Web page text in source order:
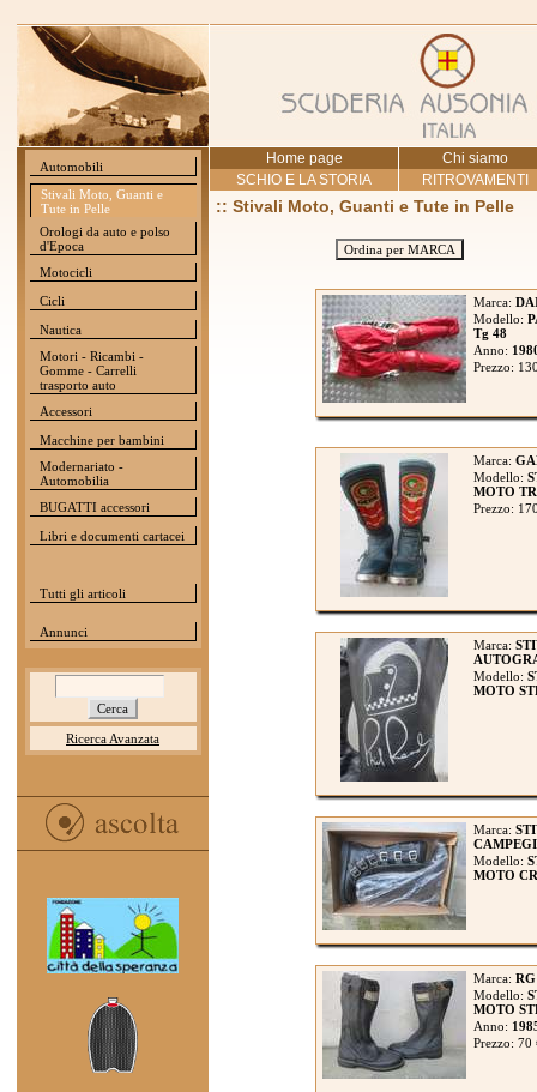
Automobili
Stivali Moto, Guanti e
Tute in Pelle
Orologi da auto e polso
d'Epoca
Motocicli
Cicli
Nautica
Motori - Ricambi -
Gomme - Carrelli
trasporto auto
Accessori
Macchine per bambini
Modernariato -
Automobilia
BUGATTI accessori
Libri e documenti cartacei
Tutti gli articoli
Annunci
Ricerca Avanzata
Home page
Chi siamo
SCHIO E LA STORIA
RITROVAMENTI
:: Stivali Moto, Guanti e Tute in Pelle
Ordina per MARCA
Marca:
Modello:
Tg 48
Anno:
Prezzo:
Marca:
Modello:
MOTO
Prezzo:
Marca:
Modello:
MOTO
Marca:
Modello:
MOTO
Marca:
Modello:
MOTO
Anno:
Prezzo: 70